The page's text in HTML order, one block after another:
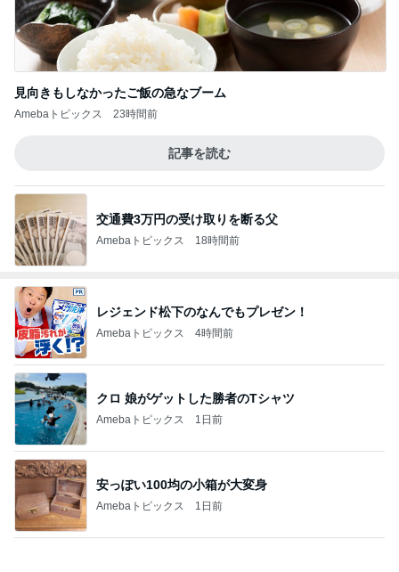
見向きもしなかったご飯の急なブーム
Amebaトピックス 23時間前
記事を読む
交通費3万円の受け取りを断る父
Amebaトピックス 18時間前
レジェンド松下のなんでもプレゼン！
Amebaトピックス 4時間前
クロ 娘がゲットした勝者のTシャツ
Amebaトピックス 1日前
安っぽい100均の小箱が大変身
Amebaトピックス 1日前